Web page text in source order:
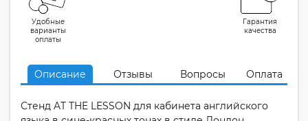
Удобные
варианты
оплаты
Гарантия
качества
Описание Отзывы Вопросы Оплата
Стенд AT THE LESSON для кабинета английского